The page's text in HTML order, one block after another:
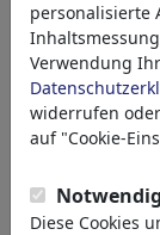
Liebe(17990)
Wirtschaft
Berühmte
Philosophie
Forschung
Natur(27035)
personalisierte
Verwendung
widerrufen
auf "Cookie-
Diese Cookies